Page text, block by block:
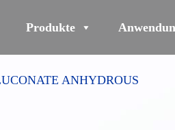
Produkte
ANHYDROUS